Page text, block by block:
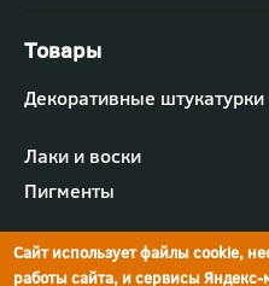
Футер
-
меню
"Товары"
Декоративные штукатурки
Лаки и воски
Пигменты
Сайт использует файлы cookie,
работы сайта, и сервисы